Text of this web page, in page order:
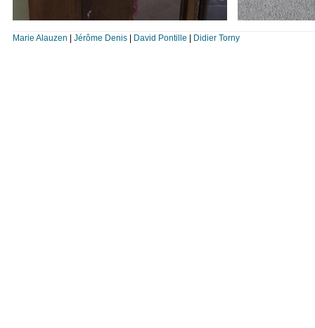
Marie Alauzen Jérôme Denis| David Pontille Didier Torny